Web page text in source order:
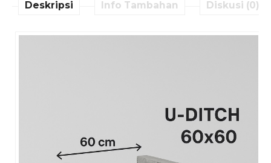
Deskripsi Info Tambahan Diskusi (0)